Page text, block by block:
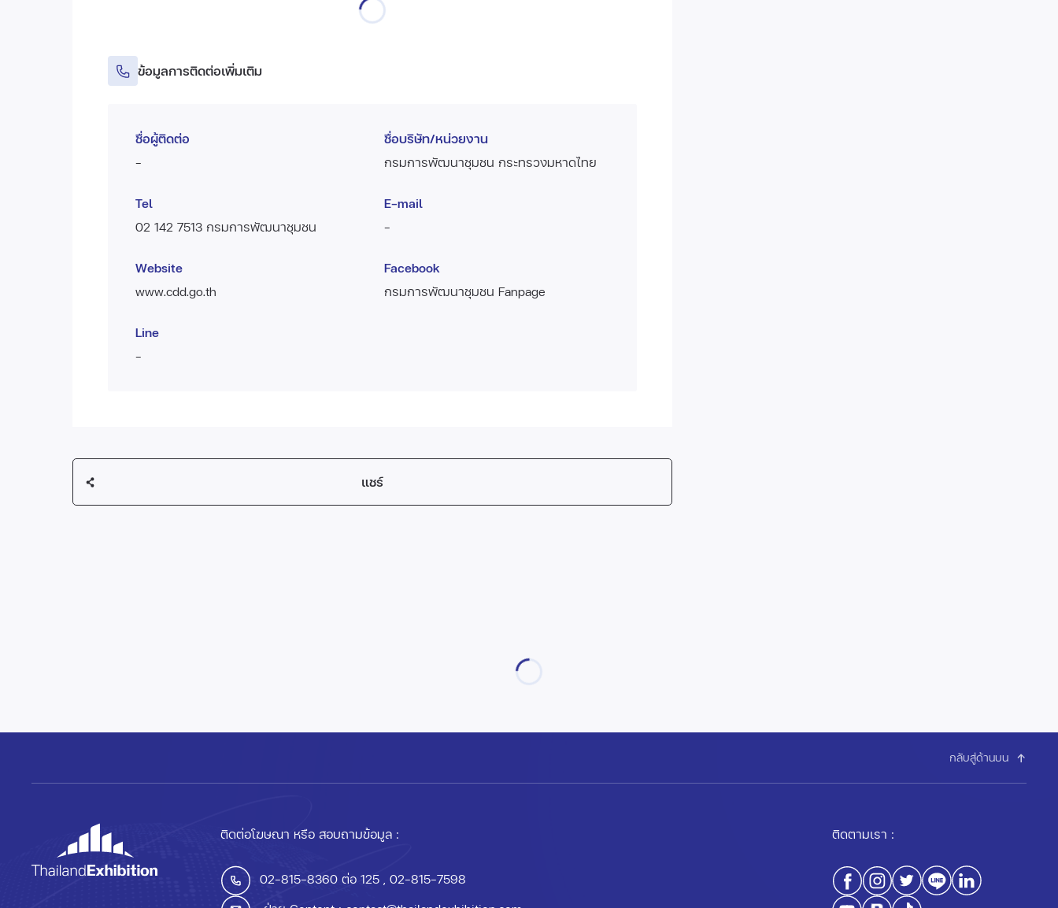
ข้อมูลการติดต่อเพิ่มเติม
ชื่อผู้ติดต่อ
-
ชื่อบริษัท/หน่วยงาน
กรมการพัฒนาชุมชน กระทรวงมหาดไทย
Tel
02 142 7513 กรมการพัฒนาชุมชน
E-mail
-
Website
www.cdd.go.th
Facebook
กรมการพัฒนาชุมชน Fanpage
Line
-
แชร์
กลับสู่ด้านบน
ติดต่อโฆษณา หรือ สอบถามข้อมูล :
02-815-8360 ต่อ 125 , 02-815-7598
ติดตามเรา :